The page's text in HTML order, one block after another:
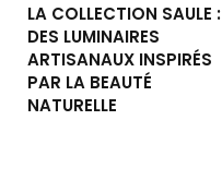
LA COLLECTION SAULE :
DES LUMINAIRES
ARTISANAUX INSPIRÉS
PAR LA BEAUTÉ
NATURELLE